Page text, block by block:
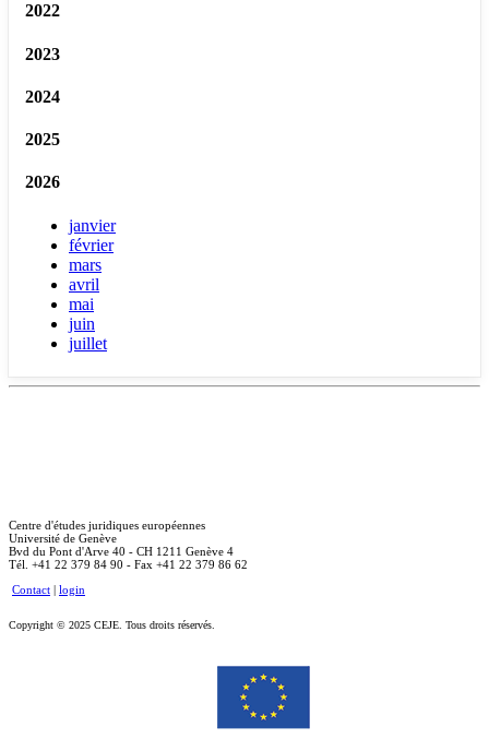
2022
2023
2024
2025
2026
janvier
février
mars
avril
mai
juin
juillet
Centre d'études juridiques européennes
Université de Genève
Bvd du Pont d'Arve 40 - CH 1211 Genève 4
Tél. +41 22 379 84 90 - Fax +41 22 379 86 62
Contact | login
Copyright © 2025 CEJE. Tous droits réservés.